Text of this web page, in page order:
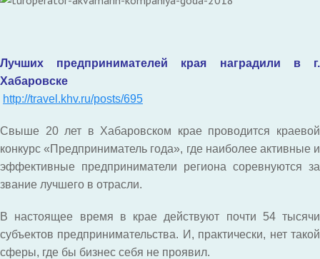
Лучших предпринимателей края наградили в г.
Хабаровске
http://travel.khv.ru/posts/695
Свыше 20 лет в Хабаровском крае проводится краевой
конкурс «Предприниматель года», где наиболее активные и
эффективные предприниматели региона соревнуются за
звание лучшего в отрасли.
В настоящее время в крае действуют почти 54 тысячи
субъектов предпринимательства. И, практически, нет такой
сферы, где бы бизнес себя не проявил.